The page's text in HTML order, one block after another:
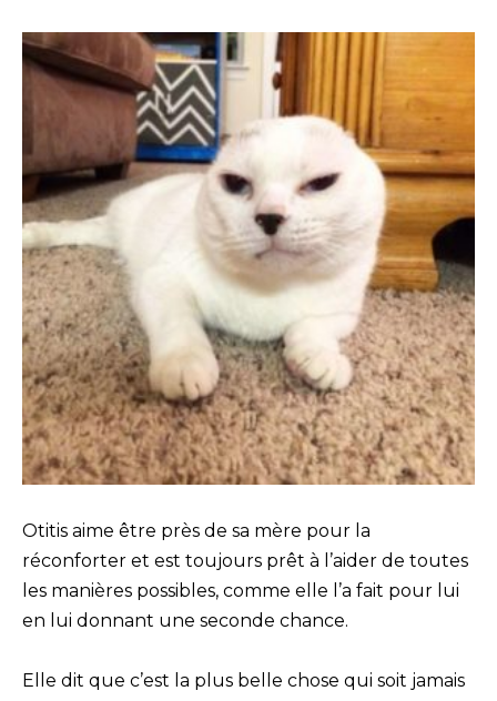
Otitis aime être près de sa mère pour la
réconforter et est toujours prêt à l’aider de toutes
les manières possibles, comme elle l’a fait pour lui
en lui donnant une seconde chance.
Elle dit que c’est la plus belle chose qui soit jamais